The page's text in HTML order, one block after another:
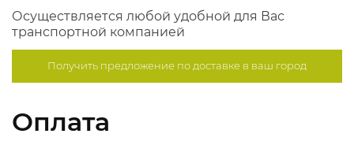
Осуществляется любой удобной для Вас
транспортной компанией
Получить предложение подоставке в ваш город
Оплата